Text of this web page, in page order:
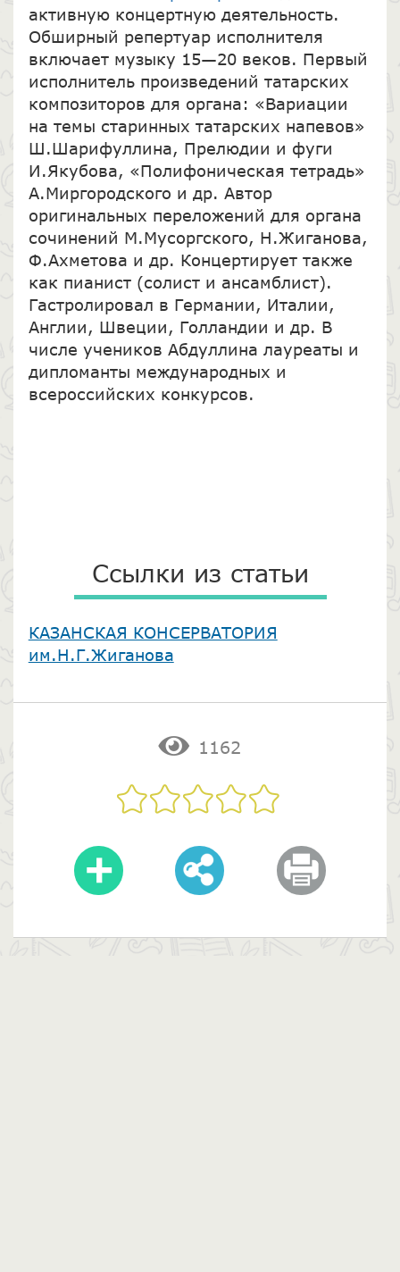
активную концертную деятельность.
Обширный репертуар исполнителя
включает музыку 15—20 веков. Первый
исполнитель произведений татарских
композиторов для органа: «Вариации
на темы старинных татарских напевов»
Ш.Шарифуллина, Прелюдии и фуги
И.Якубова, «Полифоническая тетрадь»
А.Миргородского и др. Автор
оригинальных переложений для органа
сочинений М.Мусоргского, Н.Жиганова,
Ф.Ахметова и др. Концертирует также
как пианист (солист и ансамблист).
Гастролировал в Германии, Италии,
Англии, Швеции, Голландии и др. В
числе учеников Абдуллина лауреаты и
дипломанты международных и
всероссийских конкурсов.
Ссылки из статьи
​КАЗАНСКАЯ КОНСЕРВАТОРИЯ
им.Н.Г.Жиганова
1162